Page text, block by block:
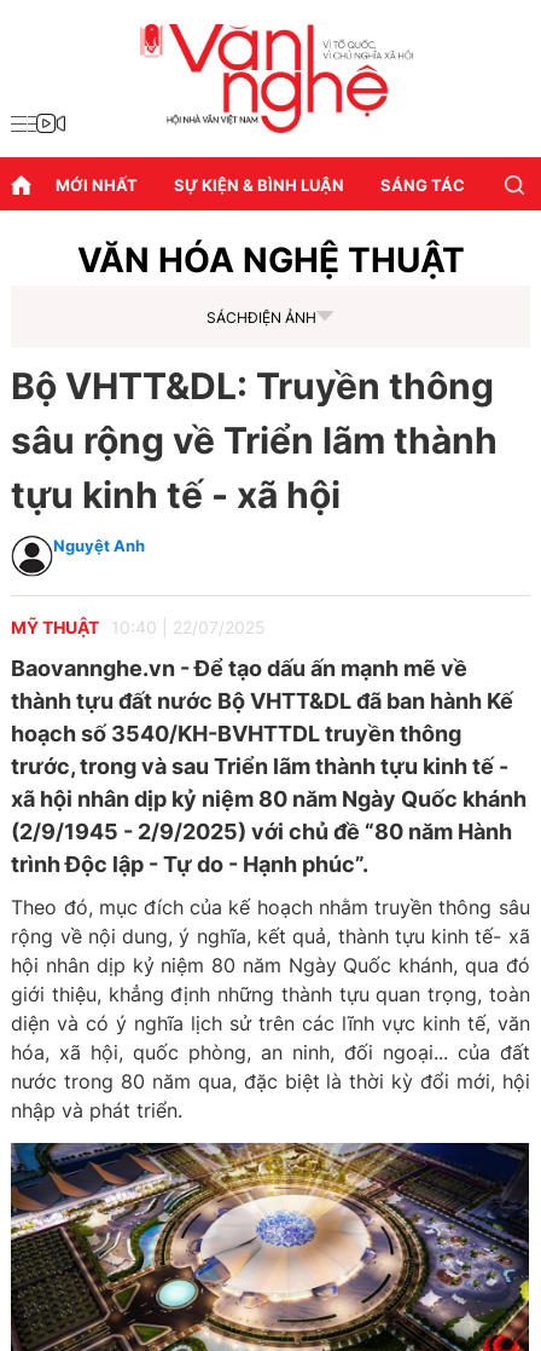
MỚI NHẤT SỰ KIỆN & BÌNH LUẬN SÁNG TÁC
VĂN HÓA NGHỆ THUẬT
SÁCHĐIỆN ẢNH
Bộ VHTT&DL: Truyền thông
sâu rộng về Triển lãm thành
tựu kinh tế - xã hội
Nguyệt Anh
MỸ THUẬT 10:40 22/07/2025
Baovannghe.vn - Để tạo dấu ấn mạnh mẽ về
thành tựu đất nước Bộ VHTT&DL đã ban hành Kế
hoạch số 3540/KH-BVHTTDL truyền thông
trước, trong và sau Triển lãm thành tựu kinh tế -
xã hội nhân dịp kỷ niệm 80 năm Ngày Quốc khánh
(2/9/1945 - 2/9/2025) với chủ đề “80 năm Hành
trình Độc lập - Tự do - Hạnh phúc”.
Theo đó, mục đích của kế hoạch nhằm truyền thông sâu
rộng về nội dung, ý nghĩa, kết quả, thành tựu kinh tế- xã
hội nhân dịp kỷ niệm 80 năm Ngày Quốc khánh, qua đó
giới thiệu, khẳng định những thành tựu quan trọng, toàn
diện và có ý nghĩa lịch sử trên các lĩnh vực kinh tế, văn
hóa, xã hội, quốc phòng, an ninh, đối ngoại... của đất
nước trong 80 năm qua, đặc biệt là thời kỳ đổi mới, hội
nhập và phát triển.